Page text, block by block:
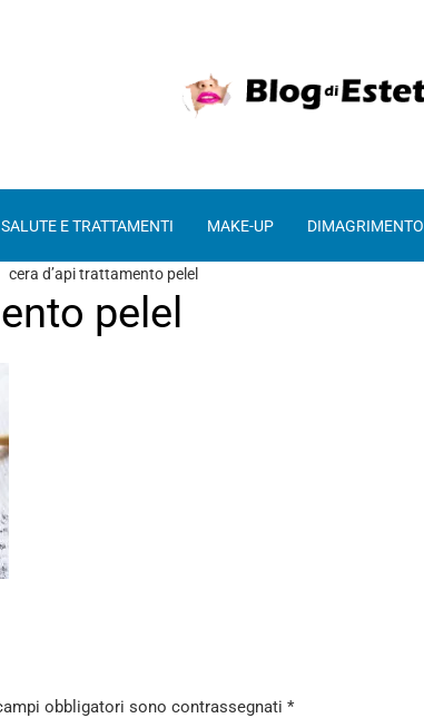
SALUTE E TRATTAMENTI MAKE-UP DIMAGRIMENTO
cera d’api trattamento pelel
pelel
obbligatori sono contrassegnati *